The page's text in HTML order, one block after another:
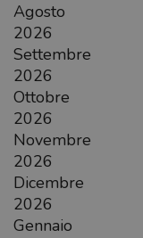
Agosto
2026
Settembre
2026
Ottobre
2026
Novembre
2026
Dicembre
2026
Gennaio